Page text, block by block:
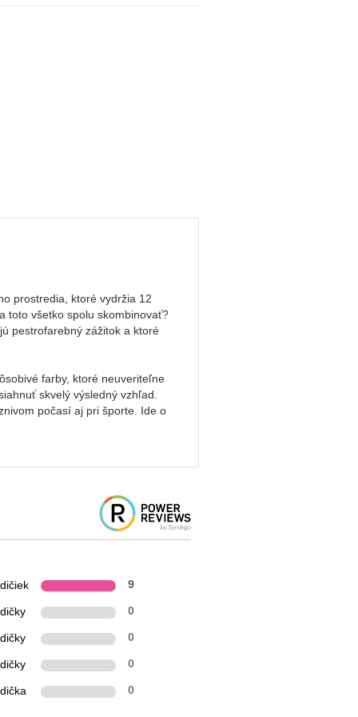
prostredia, ktoré vydržia 12
toto všetko spolu skombinovať?
pestrofarebný zážitok a ktoré
farby, ktoré neuveriteľne
skvelý výsledný vzhľad.
počasí aj pri športe. Ide o
9
0
0
0
0